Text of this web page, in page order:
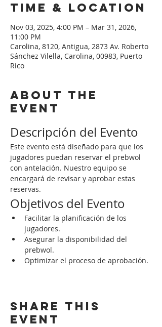
Time & Location
Nov 03, 2025, 4:00 PM – Mar 31, 2026,
11:00 PM
Carolina, 8120, Antigua, 2873 Av. Roberto
Sánchez Vilella, Carolina, 00983, Puerto
Rico
About the
event
Descripción del Evento
Este evento está diseñado para que los
jugadores puedan reservar el prebwol
con antelación. Nuestro equipo se
encargará de revisar y aprobar estas
reservas.
Objetivos del Evento
Facilitar la planificación de los
jugadores.
Asegurar la disponibilidad del
prebwol.
Optimizar el proceso de aprobación.
Share this
event